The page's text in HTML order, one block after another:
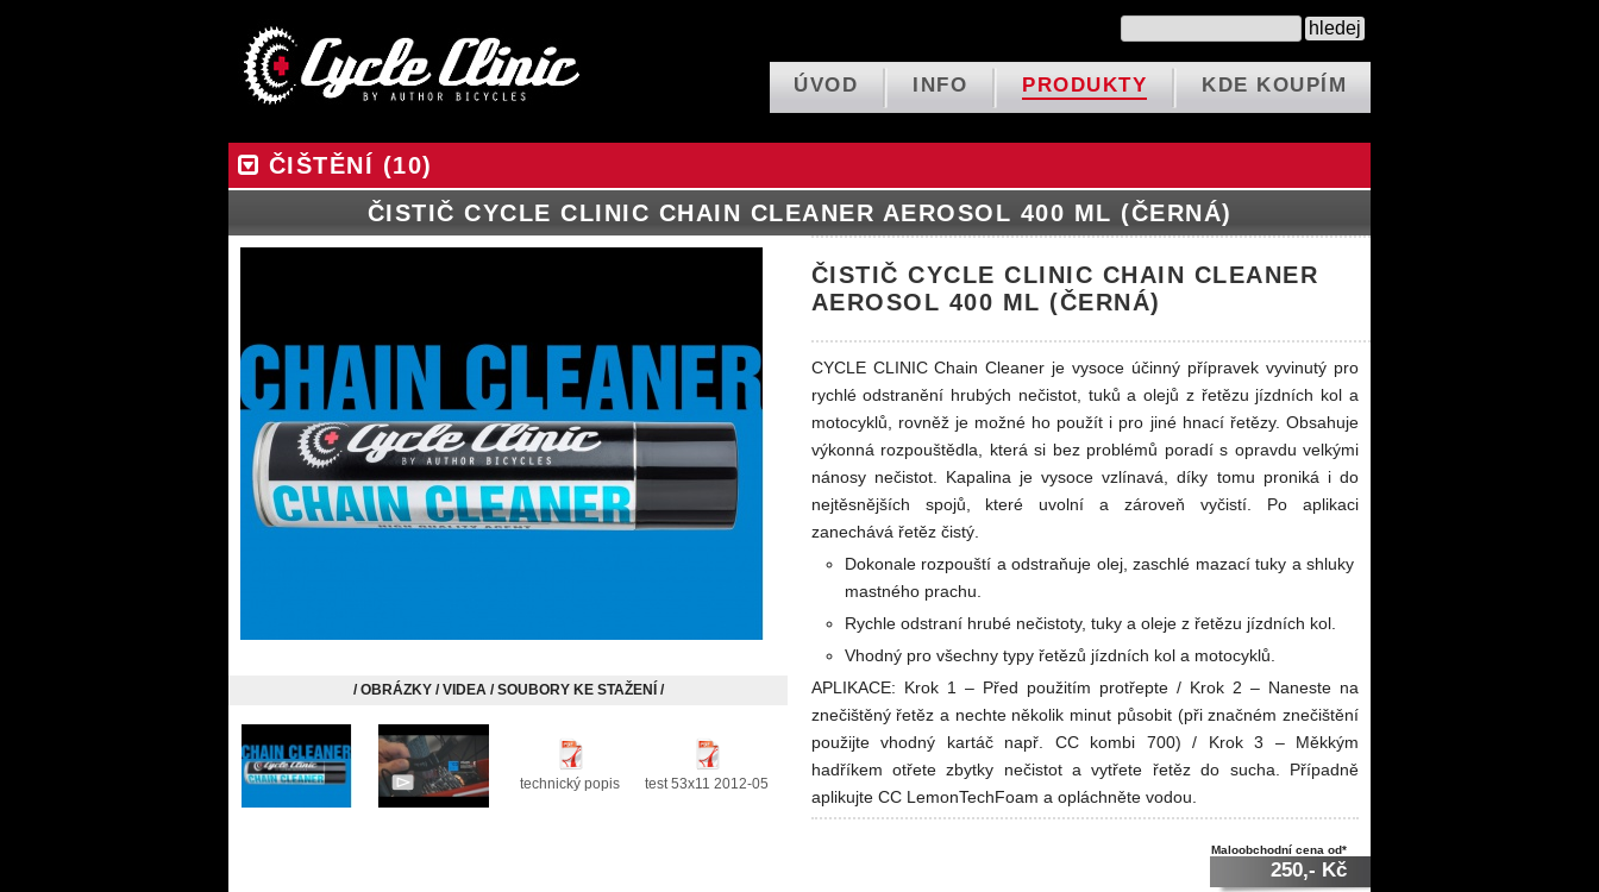
ÚVOD INFO PRODUKTY KDE KOUPÍM
ČIŠTĚNÍ (10)
ČISTIČ CYCLE CLINIC CHAIN CLEANER AEROSOL 400 ML (ČERNÁ)
/ OBRÁZKY / VIDEA / SOUBORY KE STAŽENÍ /
technický popis test 53x11 2012-05
ČISTIČ CYCLE CLINIC CHAIN CLEANER
AEROSOL 400 ML (ČERNÁ)
CYCLE CLINIC Chain Cleaner je vysoce účinný přípravek vyvinutý pro
rychlé odstranění hrubých nečistot, tuků a olejů z řetězu jízdních kol a
motocyklů, rovněž je možné ho použít i pro jiné hnací řetězy. Obsahuje
výkonná rozpouštědla, která si bez problémů poradí s opravdu velkými
nánosy nečistot. Kapalina je vysoce vzlínavá, díky tomu proniká i do
nejtěsnějších spojů, které uvolní a zároveň vyčistí. Po aplikaci
zanechává řetěz čistý.
Dokonale rozpouští a odstraňuje olej, zaschlé mazací tuky a shluky
mastného prachu.
Rychle odstraní hrubé nečistoty, tuky a oleje z řetězu jízdních kol.
Vhodný pro všechny typy řetězů jízdních kol a motocyklů.
APLIKACE: Krok 1 – Před použitím protřepte / Krok 2 – Naneste na
znečištěný řetěz a nechte několik minut působit (při značném znečištění
použijte vhodný kartáč např. CC kombi 700) / Krok 3 – Měkkým
hadříkem otřete zbytky nečistot a vytřete řetěz do sucha. Případně
aplikujte CC LemonTechFoam a opláchněte vodou.
Maloobchodní cena od*
250,- Kč